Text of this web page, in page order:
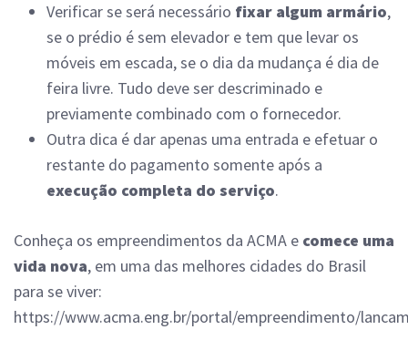
Verificar se será necessário fixar algum armário,
se o prédio é sem elevador e tem que levar os
móveis em escada, se o dia da mudança é dia de
feira livre. Tudo deve ser descriminado e
previamente combinado com o fornecedor.
Outra dica é dar apenas uma entrada e efetuar o
restante do pagamento somente após a
execução completa do serviço.
Conheça os empreendimentos da ACMA e comece uma
vida nova, em uma das melhores cidades do Brasil
para se viver:
https://www.acma.eng.br/portal/empreendimento/